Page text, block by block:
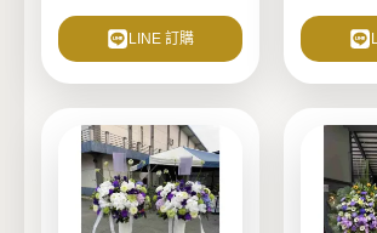
LINE 訂購